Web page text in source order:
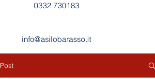
0332 730183
info@asilobarasso.it
Post